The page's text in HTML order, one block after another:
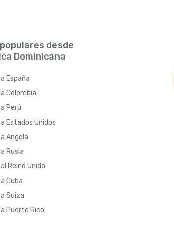
desde
Dominicana
España
Colombia
Perú
Estados Unidos
Angola
Rusia
Reino Unido
Cuba
Suiza
Puerto Rico